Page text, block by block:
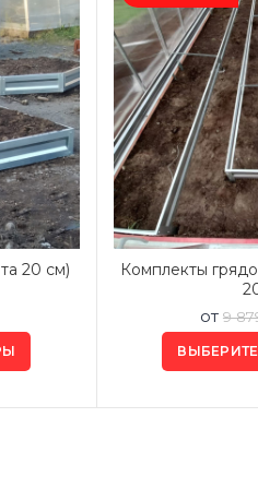
20 см)
Комплекты
от 9